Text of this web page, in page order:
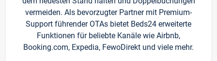
vermeiden. Als bevorzugter Partner mit Premium-
Support führender OTAs bietet Beds24 erweiterte
Funktionen für beliebte Kanäle wie Airbnb,
Booking.com, Expedia, FewoDirekt und viele mehr.